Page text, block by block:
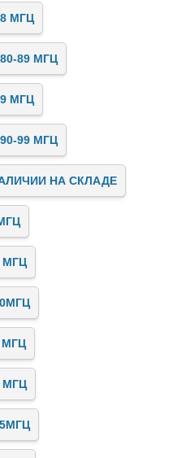
МГЦ
89 МГЦ
МГЦ
99 МГЦ
НА СКЛАДЕ
МГЦ
МГЦ
МГЦ